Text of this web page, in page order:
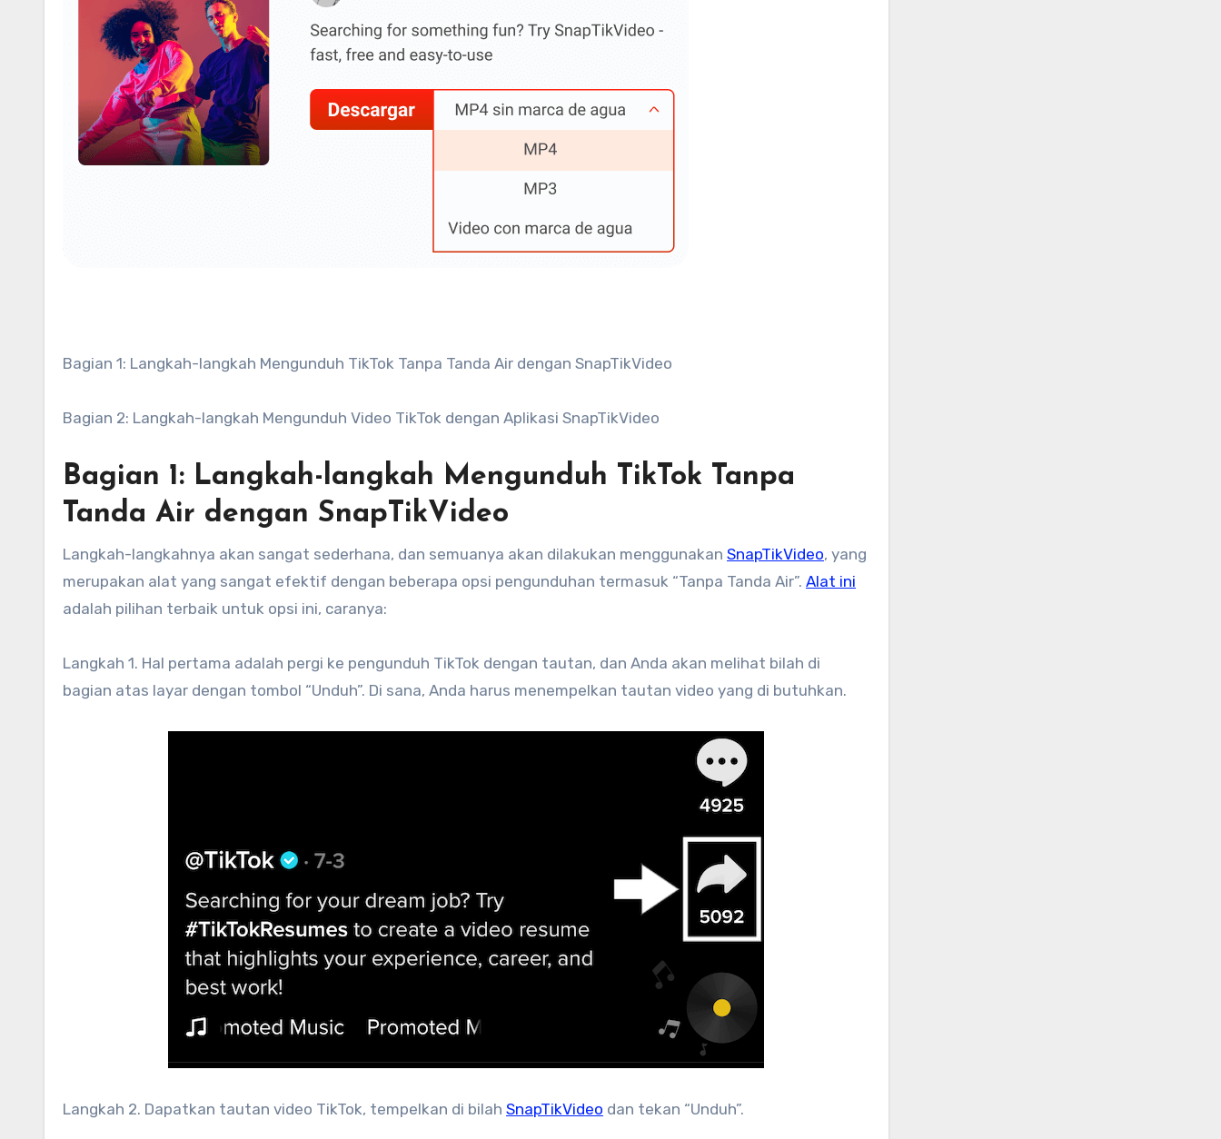
Bagian 1: Langkah-langkah Mengunduh TikTok Tanpa Tanda Air dengan SnapTikVideo
Bagian 2: Langkah-langkah Mengunduh Video TikTok dengan Aplikasi SnapTikVideo
Bagian 1: Langkah-langkah Mengunduh TikTok Tanpa
Tanda Air dengan SnapTikVideo
Langkah-langkahnya akan sangat sederhana, dan semuanya akan dilakukan menggunakan SnapTikVideo, yang
merupakan alat yang sangat efektif dengan beberapa opsi pengunduhan termasuk “Tanpa Tanda Air”. Alat ini
adalah pilihan terbaik untuk opsi ini, caranya:
Langkah 1. Hal pertama adalah pergi ke pengunduh TikTok dengan tautan, dan Anda akan melihat bilah di
bagian atas layar dengan tombol “Unduh”. Di sana, Anda harus menempelkan tautan video yang di butuhkan.
Langkah 2. Dapatkan tautan video TikTok, tempelkan di bilah SnapTikVideo dan tekan “Unduh”.